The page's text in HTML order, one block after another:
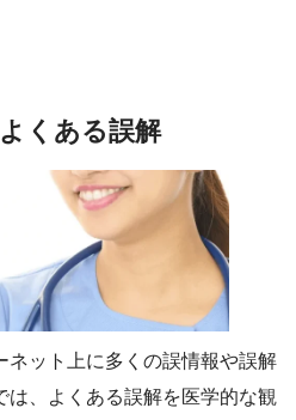
くある誤解
ネット上に多くの誤情報や誤解
は、よくある誤解を医学的な観